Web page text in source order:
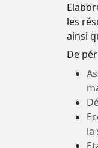
les
ainsi
De
la